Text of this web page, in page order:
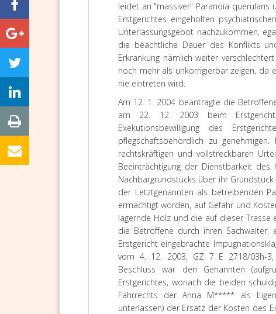
leidet an "massiver" Paranoia querulans
Erstgerichtes eingeholten
Unterlassungsgebot nachzukommen,
die beachtliche Dauer des Konflikts
Erkrankung nämlich weiter
noch mehr als unkorrigierbar zeigen, da
nie eintreten wird.
Am 12. 1. 2004 beantragte die
am 22. 12. 2003 beim Erstgericht
Exekutionsbewilligung des
pflegschaftsbehördlich zu
rechtskräftigen und vollstreckbaren
Beeinträchtigung der Dienstbarkeit
Nachbargrundstücks über ihr
der Letztgenannten als betreibenden
ermächtigt worden, auf Gefahr und
lagernde Holz und die auf dieser Trasse
die Betroffene durch ihren
Erstgericht eingebrachte
vom 4. 12. 2003, GZ 7 E 2718/03h-
Beschluss war den Genannten
Erstgerichtes, wonach die beiden
Fahrrechts der Anna M***** als
unterlassen) der Ersatz der Kosten des